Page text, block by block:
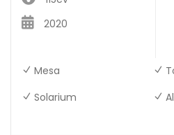
2020
Mesa
Solarium